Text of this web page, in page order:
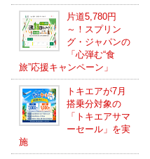
片道5,780円
～！スプリン
グ・ジャパンの
「心弾む“食
旅”応援キャンペーン」
トキエアが7月
搭乗分対象の
「トキエアサマ
ーセール」を実
施